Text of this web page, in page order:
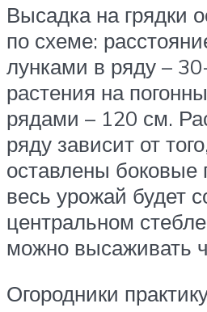
Высадка на грядки
по схеме:
лунками в ряду –
растения на
рядами – 120 см.
ряду зависит от
оставлены боковые
весь урожай будет
центральном
можно высаживать
Огородники